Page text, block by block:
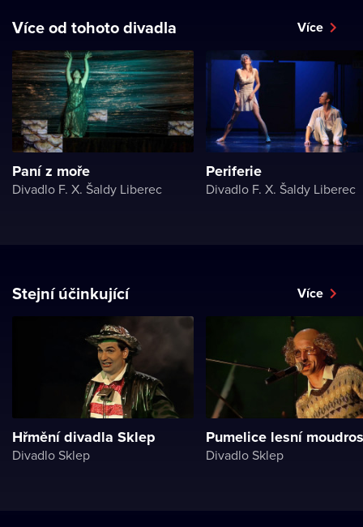
Více od tohoto divadla Více
Paní z moře
Divadlo F. X. Šaldy Liberec
Periferie
Divadlo F. X. Šaldy Liberec
Stejní účinkující Více
Hřmění divadla Sklep
Divadlo Sklep
Pumelice lesní
Divadlo Sklep